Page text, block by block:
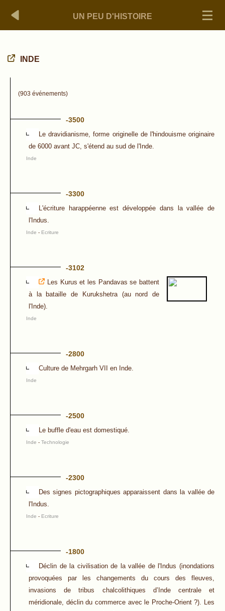
UN PEU D'HISTOIRE
INDE
(903 événements)
-3500
Le dravidianisme, forme originelle de l'hindouisme originaire
de 6000 avant JC, s'étend au sud de l'Inde.
Inde
-3300
L'écriture harappéenne est développée dans la vallée de
l'Indus.
Inde - Ecriture
-3102
Les Kurus et les Pandavas se battent
à la bataille de Kurukshetra (au nord de
l'Inde).
Inde
-2800
Culture de Mehrgarh VII en Inde.
Inde
-2500
Le buffle d'eau est domestiqué.
Inde - Technologie
-2300
Des signes pictographiques apparaissent dans la vallée de
l'Indus.
Inde - Ecriture
-1800
Déclin de la civilisation de la vallée de l'Indus (inondations
provoquées par les changements du cours des fleuves,
invasions de tribus chalcolithiques d’Inde centrale et
méridionale, déclin du commerce avec le Proche-Orient ?). Les